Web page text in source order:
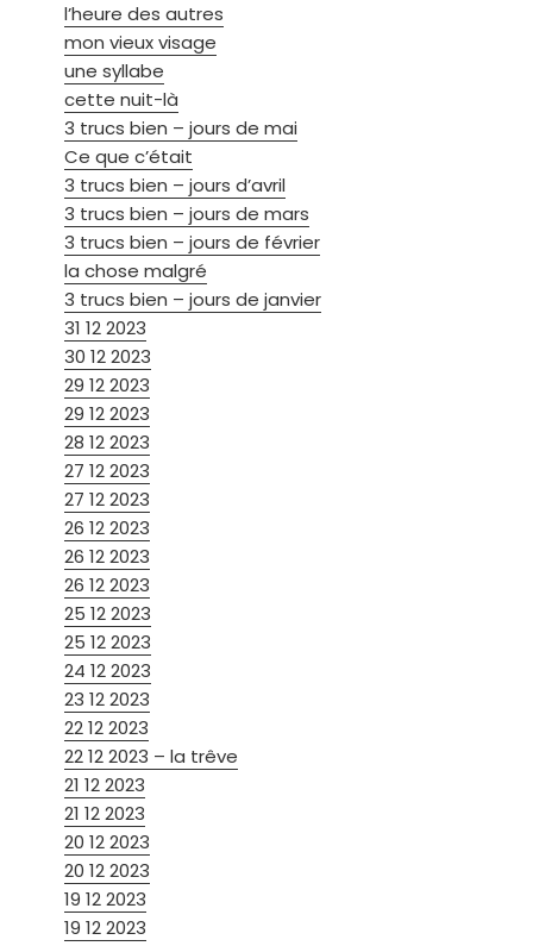
l’heure des autres
mon vieux visage
une syllabe
cette nuit-là
3 trucs bien – jours de mai
Ce que c’était
3 trucs bien – jours d’avril
3 trucs bien – jours de mars
3 trucs bien – jours de février
la chose malgré
3 trucs bien – jours de janvier
31 12 2023
30 12 2023
29 12 2023
29 12 2023
28 12 2023
27 12 2023
27 12 2023
26 12 2023
26 12 2023
26 12 2023
25 12 2023
25 12 2023
24 12 2023
23 12 2023
22 12 2023
22 12 2023 – la trêve
21 12 2023
21 12 2023
20 12 2023
20 12 2023
19 12 2023
19 12 2023